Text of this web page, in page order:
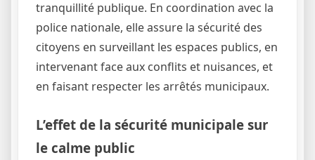
tranquillité publique. En coordination avec la
police nationale, elle assure la sécurité des
citoyens en surveillant les espaces publics, en
intervenant face aux conflits et nuisances, et
en faisant respecter les arrêtés municipaux.
L’effet de la sécurité municipale sur
le calme public